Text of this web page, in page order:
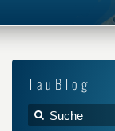
TauBlog